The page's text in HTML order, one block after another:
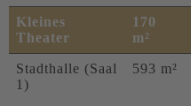
Kleines
Theater
170
m²
Stadthalle (Saal
1)
593 m²